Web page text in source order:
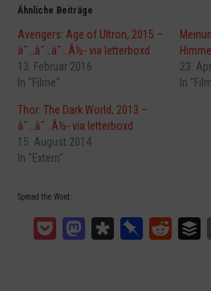
Ähnliche Beiträge
Avengers: Age of Ultron, 2015 –
â˜…â˜…â˜…Â½- via letterboxd
13. Februar 2016
In "Filme"
23.
In
Thor: The Dark World, 2013 –
â˜…â˜…Â½- via letterboxd
15. August 2014
In "Extern"
Spread the Word:
Pocket MastodonDiasporaPinboardReddit